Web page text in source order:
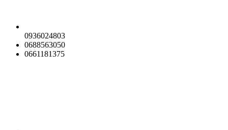
0936024803
0688563050
0661181375